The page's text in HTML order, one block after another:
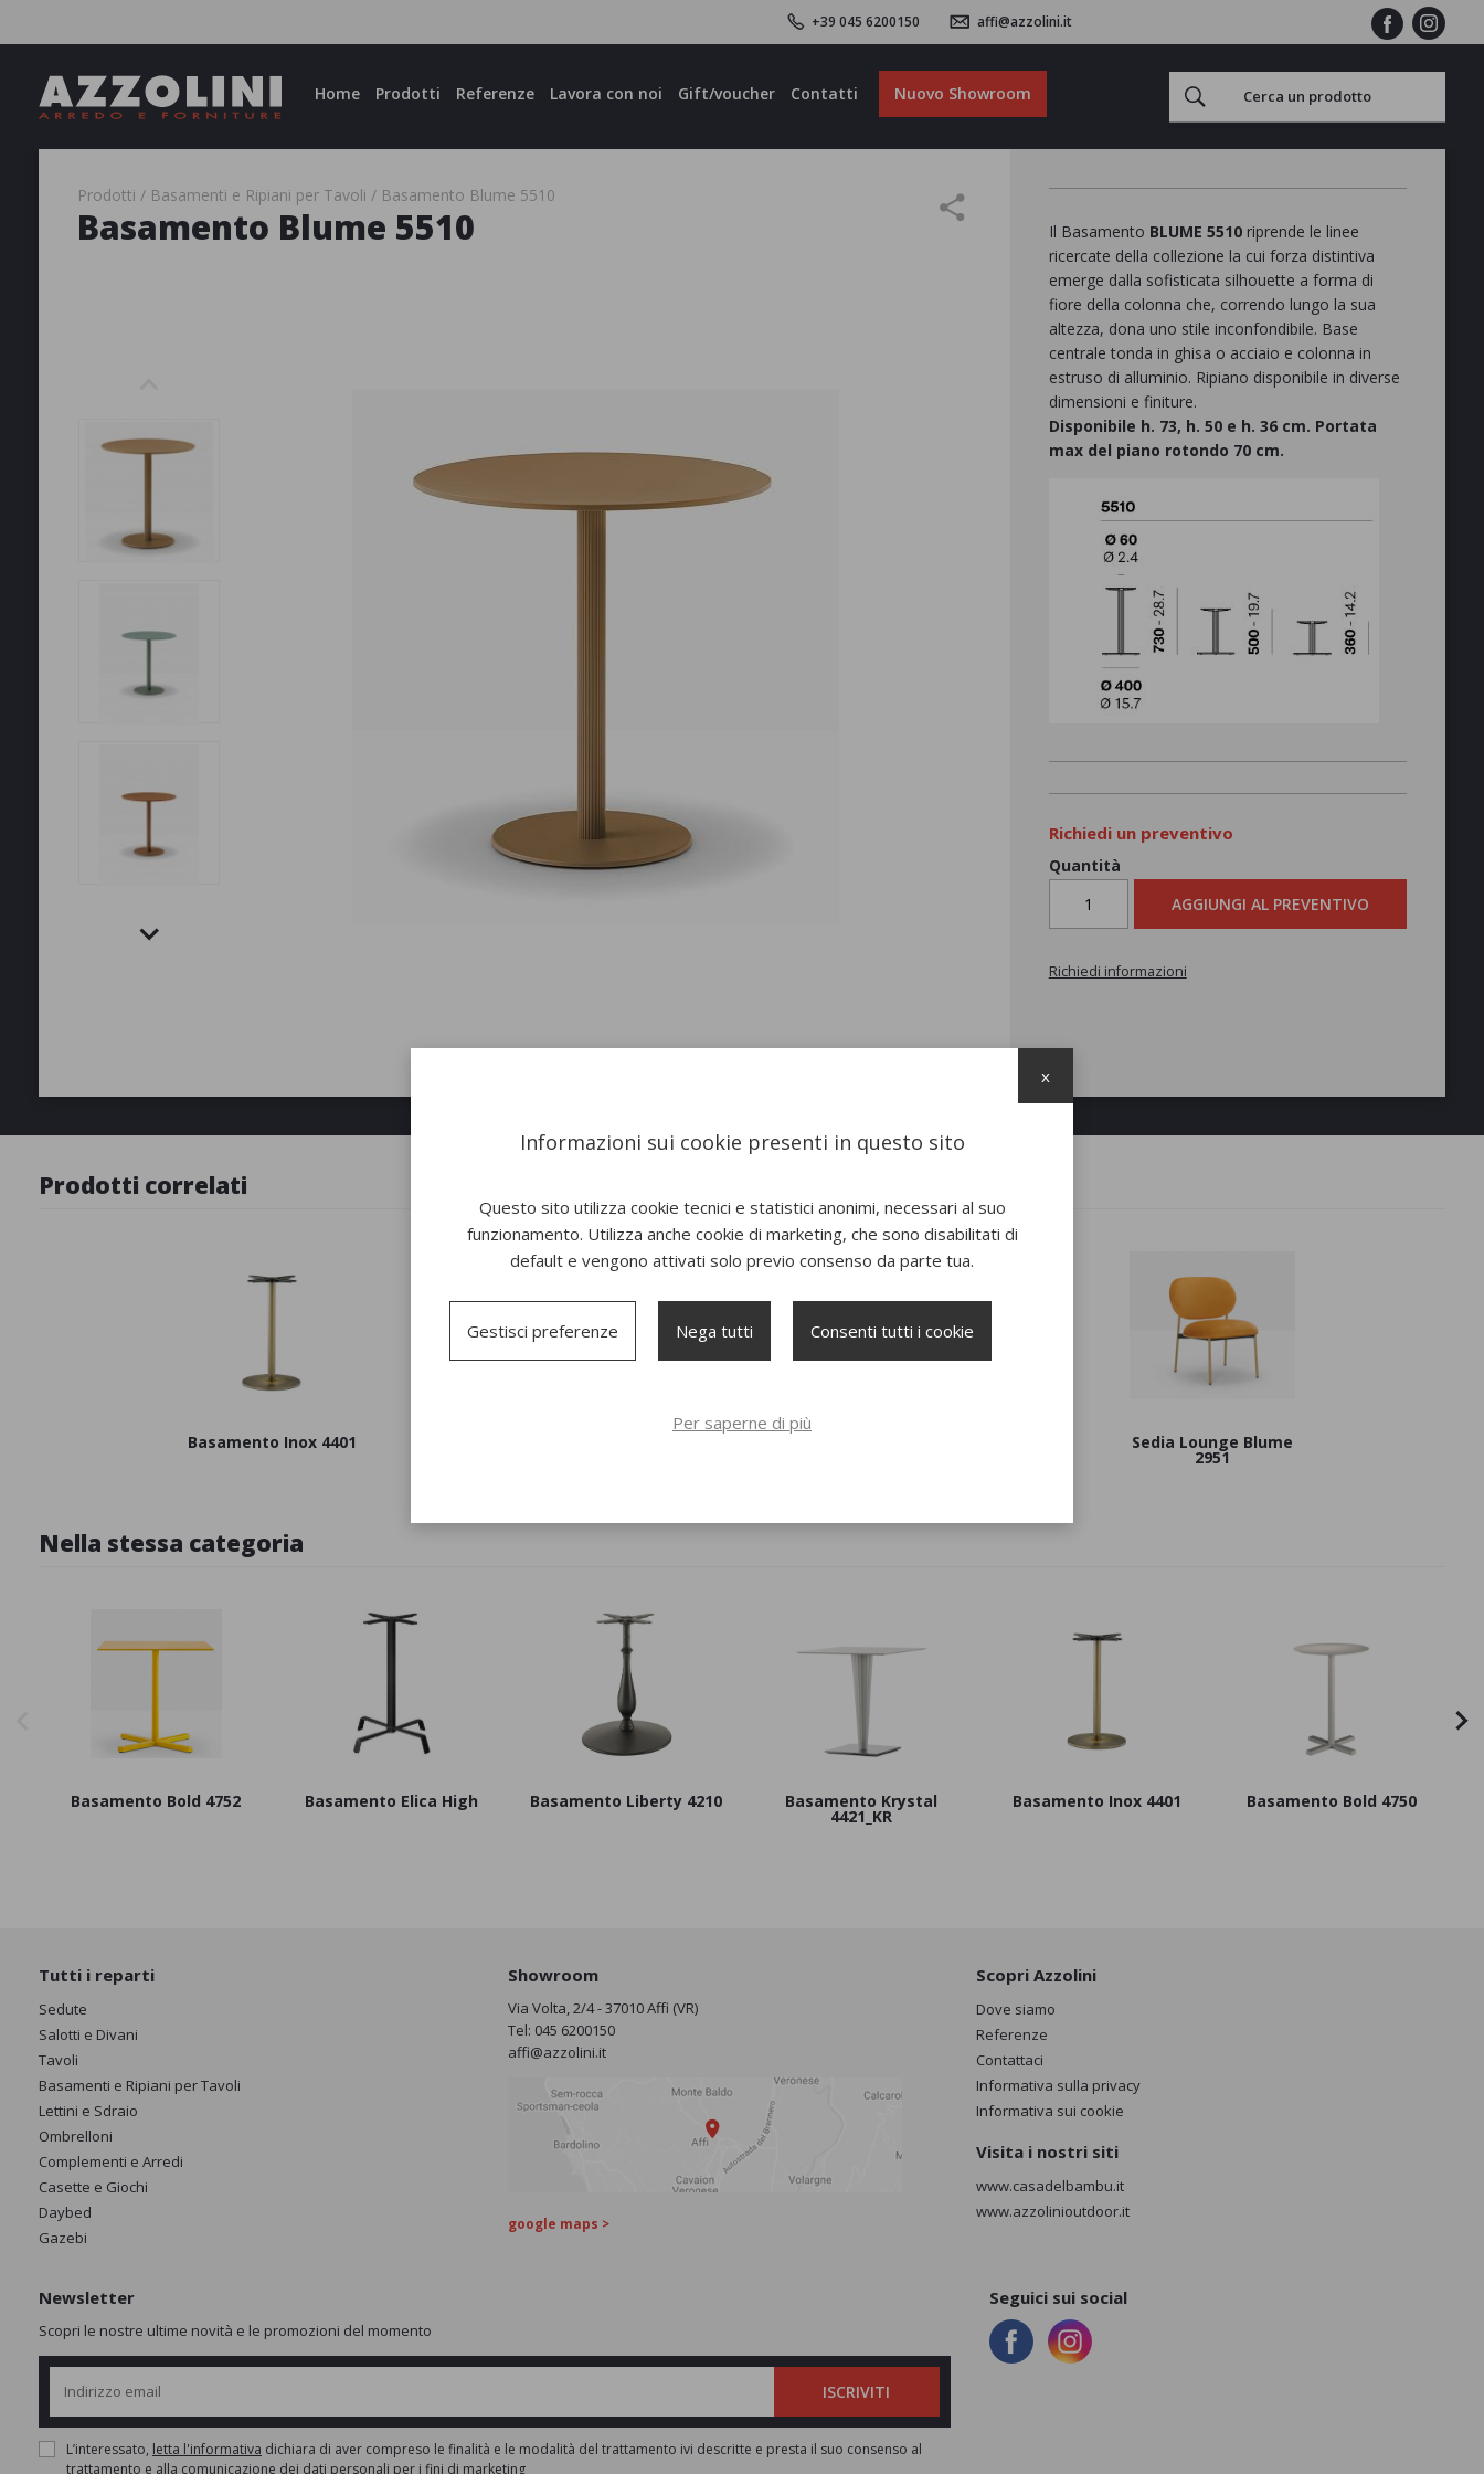
+39 045 6200150 affi@azzolini.it
Home Prodotti Referenze Lavora con noi Gift/voucher Contatti Nuovo Showroom
Prodotti Basamenti e Ripiani per Tavoli Basamento Blume 5510
Basamento Blume 5510 Il Basamento BLUME 5510riprende le linee
ricercate della collezione la cui forza distintiva
emerge dalla sofisticata silhouette a forma di
fiore della colonna che, correndo lungo la sua
altezza, dona uno stile inconfondibile. Base
centrale tonda in ghisa o acciaio e colonna in
estruso di alluminio. Ripiano disponibile in diverse
dimensioni e finiture.
Disponibile h. 73, h. 50 e h. 36 cm. Portata
max del piano rotondo 70 cm.
Richiedi un preventivo
Quantità
AGGIUNGI AL PREVENTIVO
Richiedi informazioni
Prodotti correlati
Basamento Inox 4401 Sedia Lounge Blume
2951
Nella stessa categoria
Basamento Bold 4752 Basamento Elica High Basamento Liberty 4210 Basamento Krystal
4421_KR
Basamento Inox 4401 Basamento Bold 4750
Tutti i reparti
Sedute
Salotti e Divani
Tavoli
Basamenti e Ripiani per Tavoli
Lettini e Sdraio
Ombrelloni
Complementi e Arredi
Casette e Giochi
Daybed
Gazebi
Showroom
Via Volta, 2/4 - 37010 Affi (VR)
Tel: 045 6200150
affi@azzolini.it
google maps >
Scopri Azzolini
Dove siamo
Referenze
Contattaci
Informativa sulla privacy
Informativa sui cookie
Visita i nostri siti
www.casadelbambu.it
www.azzolinioutdoor.it
Newsletter
Scopri le nostre ultime novità e le promozioni del momento
ISCRIVITI
L’interessato, letta l'informativa dichiara di aver compreso le finalità e le modalità del trattamento ivi descritte e presta il suo consenso al
trattamento e alla comunicazione dei dati personali per i fini di marketing
Seguici sui social
Informazioni sui cookie presenti in questo sito
Questo sito utilizza cookie tecnici e statistici anonimi, necessari al suo
funzionamento. Utilizza anche cookie di marketing, che sono disabilitati di
default e vengono attivati solo previo consenso da parte tua.
Gestisci preferenze Nega tutti Consenti tutti i cookie
Per saperne di più
x